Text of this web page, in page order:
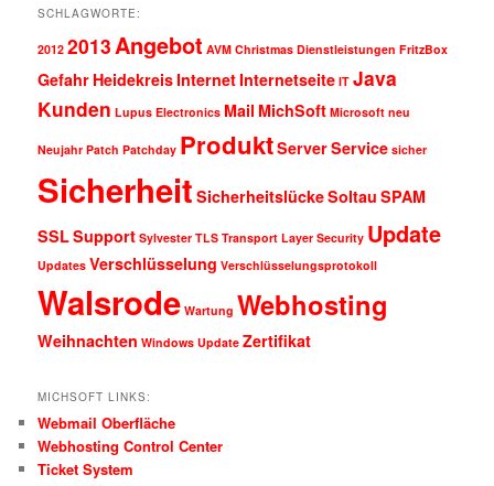
SCHLAGWORTE:
2012 2013 Angebot AVM Christmas Dienstleistungen FritzBox
Gefahr Heidekreis Internet Internetseite IT Java
Kunden Lupus Electronics Mail MichSoft Microsoft neu
Neujahr Patch Patchday ProduktServerService sicher
Sicherheit SicherheitslückeSoltau SPAM
SSLSupport Sylvester TLS Transport Layer Security Update
Updates Verschlüsselung Verschlüsselungsprotokoll
Walsrode Wartung Webhosting
Weihnachten Windows Update Zertifikat
MICHSOFT LINKS:
Webmail Oberfläche
Webhosting Control Center
Ticket System